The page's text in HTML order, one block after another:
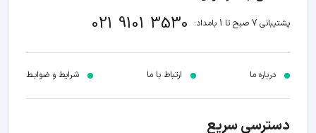
پشتیبانی 7 صبح تا 1 بامداد: 021 9101 3530
درباره ما ارتباط با ما شرایط و ضوابـط
دسترسی سریع